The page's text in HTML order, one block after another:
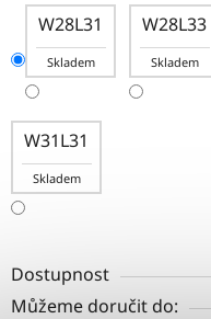
W28L31
Skladem
W28L33
Skladem
W31L31
Skladem
Dostupnost
Můžeme doručit do: